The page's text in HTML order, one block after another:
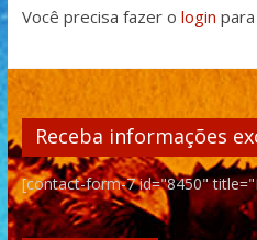
Você precisa fazer o login
Receba informações
[contact-form-7 id="8450"